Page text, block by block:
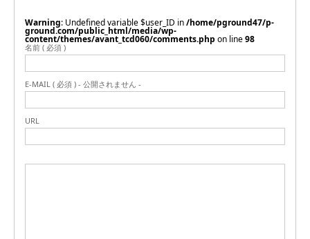
Warning : Undefined variable $user_ID in/home/pground47/p-
ground.com/public_html/media/wp-
content/themes/avant_tcd060/comments.php on line98
名前 ( 必須 )
E-MAIL ( 必須 ) - 公開されません -
URL